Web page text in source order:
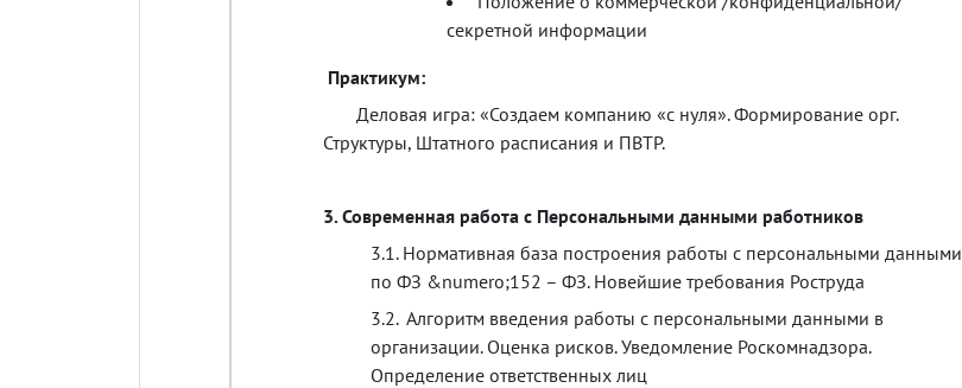
секретной информации
Практикум:
Деловая игра: «Создаем компанию «с нуля».Формирование орг.
Структуры, Штатного расписания и ПВТР.
3.Современная работа с Персональными данными работников
3.1. Нормативная база построения работы с персональными данными
по ФЗ &numero;152 – ФЗ. Новейшие требования Роструда
3.2. Алгоритм введения работы с персональными данными в
организации. Оценка рисков.Уведомление Роскомнадзора.
Определение ответственных лиц